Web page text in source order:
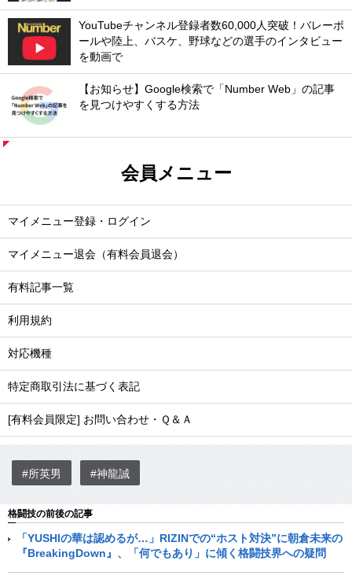
YouTubeチャンネル登録者数60,000人突破！バレーボ
ールや陸上、バスケ、野球などの選手のインタビュー
を動画で
【お知らせ】Google検索で「Number Web」の記事
を見つけやすくする方法
会員メニュー
マイメニュー登録・ログイン
マイメニュー退会（有料会員退会）
有料記事一覧
利用規約
対応機種
特定商取引法に基づく表記
[有料会員限定] お問い合わせ・Ｑ＆Ａ
#所英男 #神龍誠
格闘技の前後の記事
「YUSHIの華は認めるが…」RIZINでの“ホスト対決”に朝倉未来の
『BreakingDown』、「何でもあり」に傾く格闘技界への疑問